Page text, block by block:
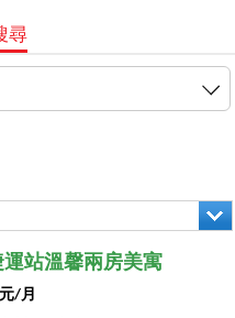
尋
運站溫馨兩房美寓
元/月